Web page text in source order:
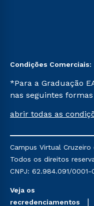
Condições Comerciais:
*Para a Graduação
nas seguintes
Já para as demais, a
mencionadas são
Religioso, Geografia
do Ensino de História:
abrir todas as
Campus Virtual
Todos os direitos
CNPJ: 62.984.091/0001-
Veja os
recredenciamentos